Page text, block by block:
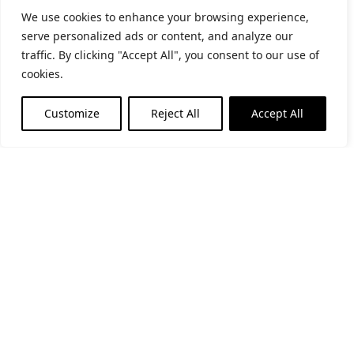
We use cookies to enhance your browsing experience,
serve personalized ads or content, and analyze our
traffic. By clicking "Accept All", you consent to our use of
cookies.
Customize Reject All Accept All
Subscriu-te al butlletí
He llegit i accepto la politica de privacitat